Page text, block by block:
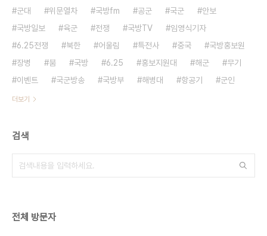
군대 위문열차 국방fm 공군 국군
안보
국방일보
육군 전쟁 국방TV
임영식기자
6.25전쟁
북한 어울림 특전사 중국
국방홍보원
장병
붐 국방 6.25 홍보지원대 해군
무기
이벤트
국군방송 국방부 해병대 항공기 군인
더보기
검색
전체 방문자